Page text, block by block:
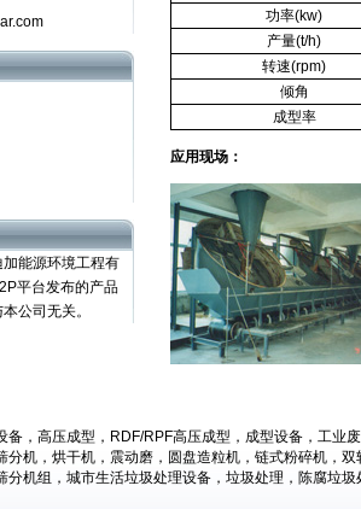
包机
用打包机
能源环境工程有
平台发布的产品
公司无关。
功率(kw)
产量(t/h)
转速(rpm)
倾角
成型率
应用现场：
备，高压成型，RDF/RPF高压成型，成型设备，工
分机，烘干机，震动磨，圆盘造粒机，链式粉碎机，
分机组，城市生活垃圾处理设备，垃圾处理，陈腐垃